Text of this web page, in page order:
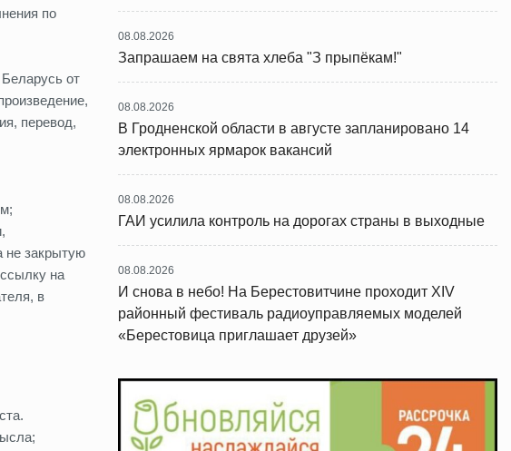
по
от
перевод,
не закрытую
на
в
08.08.2026
Запрашаем на свята хлеба "З прыпёкам!"
08.08.2026
В Гродненской области в августе запланировано 14
электронных ярмарок вакансий
08.08.2026
ГАИ усилила контроль на дорогах страны в выходные
08.08.2026
И снова в небо! На Берестовитчине проходит XIV
районный фестиваль радиоуправляемых моделей
«Берестовица приглашает друзей»